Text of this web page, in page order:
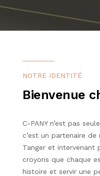
BLOG
NOTRE IDENTITÉ
Bienvenue
C-PANY n’est pas
c’est un partenaire
Tanger et intervenant
croyons que chaque
histoire et servir une